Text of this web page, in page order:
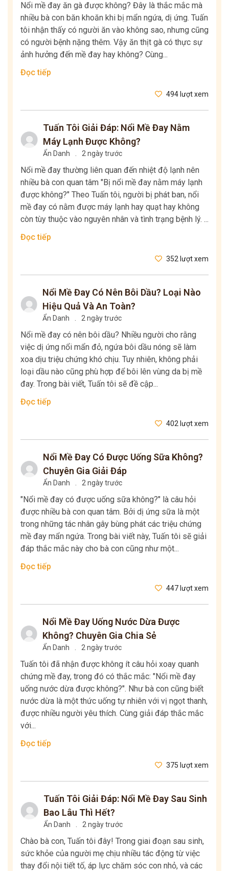
Nổi mề đay ăn gà được không? Đây là thắc mắc mà
nhiều bà con băn khoăn khi bị mẩn ngứa, dị ứng. Tuấn
tôi nhận thấy có người ăn vào không sao, nhưng cũng
có người bệnh nặng thêm. Vậy ăn thịt gà có thực sự
ảnh hưởng đến mề đay hay không? Cùng...
Đọc tiếp
494 lượt xem
Tuấn Tôi Giải Đáp: Nổi Mề Đay Nằm
Máy Lạnh Được Không?
Ẩn Danh 2 ngày trước
Nổi mề đay thường liên quan đến nhiệt độ lạnh nên
nhiều bà con quan tâm "Bị nổi mề đay nằm máy lạnh
được không?" Theo Tuấn tôi, người bị phát ban, nổi
mề đay có nằm được máy lạnh hay quạt hay không
còn tùy thuộc vào nguyên nhân và tình trạng bệnh lý. ...
Đọc tiếp
352 lượt xem
Nổi Mề Đay Có Nên Bôi Dầu? Loại Nào
Hiệu Quả Và An Toàn?
Ẩn Danh 2 ngày trước
Nổi mề đay có nên bôi dầu? Nhiều người cho rằng
việc dị ứng nổi mẩn đỏ, ngứa bôi dầu nóng sẽ làm
xoa dịu triệu chứng khó chịu. Tuy nhiên, không phải
loại dầu nào cũng phù hợp để bôi lên vùng da bị mề
đay. Trong bài viết, Tuấn tôi sẽ đề cập...
Đọc tiếp
402 lượt xem
Nổi Mề Đay Có Được Uống Sữa Không?
Chuyên Gia Giải Đáp
Ẩn Danh 2 ngày trước
"Nổi mề đay có được uống sữa không?" là câu hỏi
được nhiều bà con quan tâm. Bởi dị ứng sữa là một
trong những tác nhân gây bùng phát các triệu chứng
mề đay mẩn ngứa. Trong bài viết này, Tuấn tôi sẽ giải
đáp thắc mắc này cho bà con cũng như một...
Đọc tiếp
447 lượt xem
Nổi Mề Đay Uống Nước Dừa Được
Không? Chuyên Gia Chia Sẻ
Ẩn Danh 2 ngày trước
Tuấn tôi đã nhận được không ít câu hỏi xoay quanh
chứng mề đay, trong đó có thắc mắc: "Nổi mề đay
uống nước dừa được không?". Như bà con cũng biết
nước dừa là một thức uống tự nhiên với vị ngọt thanh,
được nhiều người yêu thích. Cùng giải đáp thắc mắc
với...
Đọc tiếp
375 lượt xem
Tuấn Tôi Giải Đáp: Nổi Mề Đay Sau Sinh
Bao Lâu Thì Hết?
Ẩn Danh 2 ngày trước
Chào bà con, Tuấn tôi đây! Trong giai đoạn sau sinh,
sức khỏe của người mẹ chịu nhiều tác động từ việc
thay đổi nội tiết tố, áp lực chăm sóc con nhỏ, và các